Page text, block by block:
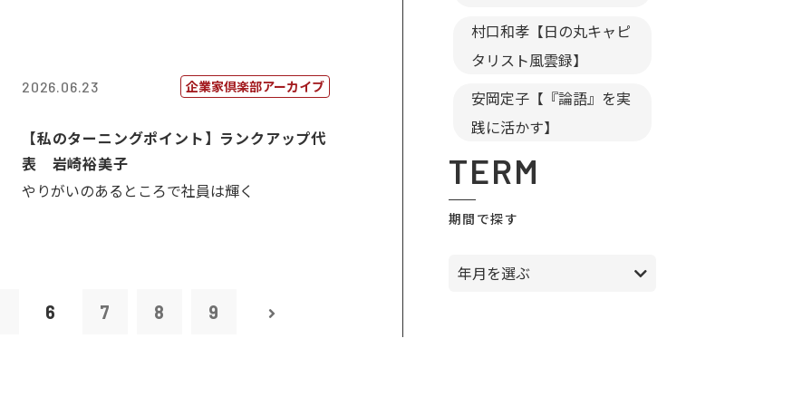
2026.06.23 企業家倶楽部アーカイブ
【私のターニングポイント】ランクアップ代
表 岩崎裕美子
やりがいのあるところで社員は輝く
6 7 8 9
村口和孝【日の丸キャピ
タリスト風雲録】
安岡定子【『論語』を実
践に活かす】
TERM
期間で探す
年月を選ぶ